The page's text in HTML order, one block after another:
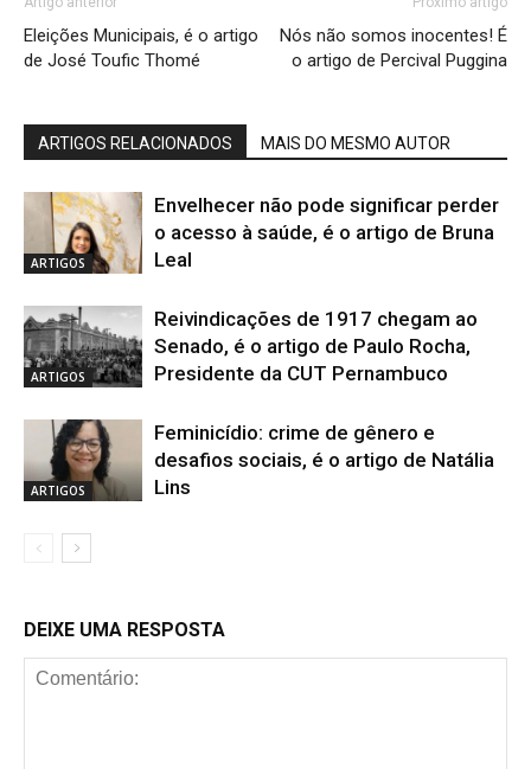
Eleições Municipais, é o artigo
de José Toufic Thomé
Nós não somos inocentes! É
o artigo de Percival Puggina
ARTIGOS RELACIONADOS MAIS DO MESMO AUTOR
ARTIGOS
Envelhecer não pode significar perder
o acesso à saúde, é o artigo de Bruna
Leal
ARTIGOS
Reivindicações de 1917 chegam ao
Senado, é o artigo de Paulo Rocha,
Presidente da CUT Pernambuco
ARTIGOS
Feminicídio: crime de gênero e
desafios sociais, é o artigo de Natália
Lins
DEIXE UMA RESPOSTA